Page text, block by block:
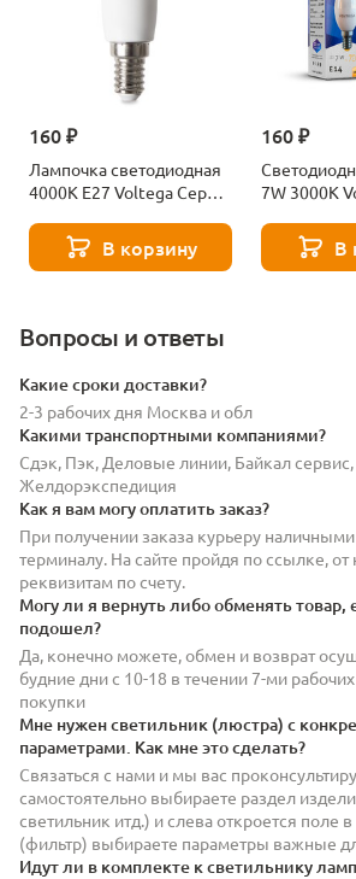
160 ₽
Лампочка светодиодная
4000К Е27 Voltega Серия
В корзину
160 ₽
7W 3000K
В
Вопросы и ответы
Какие сроки доставки?
2-3 рабочих дня Москва и обл
Какими транспортными компаниями?
Сдэк, Пэк, Деловые линии, Байкал
Желдорэкспедиция
Как я вам могу оплатить заказ?
При получении заказа курьеру
терминалу. На сайте пройдя по ссылке,
реквизитам по счету.
Могу ли я вернуть либо обменять товар,
подошел?
Да, конечно можете, обмен и возврат
будние дни с 10-18 в течении 7-ми
покупки
Мне нужен светильник (люстра) с
параметрами. Как мне это сделать?
Связаться с нами и мы вас
самостоятельно выбираете раздел
светильник итд.) и слева откроется поле
(фильтр) выбираете параметры важные
Идут ли в комплекте к светильнику